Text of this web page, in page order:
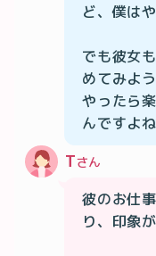
ど、僕は
でも彼女
めてみよ
やったら
んですよね
Tさん
彼のお仕
り、印象